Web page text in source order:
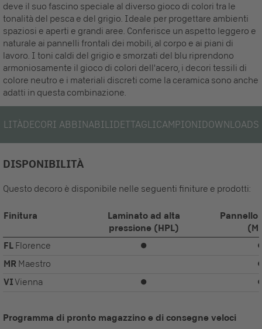
deve il suo fascino speciale al diverso gioco di colori tra le
tonalità del pesca e del grigio. Ideale per progettare ambienti
spaziosi e aperti e grandi aree. Conferisce un aspetto leggero e
naturale ai pannelli frontali dei mobili, al corpo e ai piani di
lavoro. I toni caldi del grigio e smorzati del blu riprendono
armoniosamente il gioco di colori dell'acero, i decori tessili di
colore neutro e i materiali discreti come la ceramica sono anche
adatti in questa combinazione.
DECORI ABBINABILIDETTAGLICAMPIONIDOWNLOADS
DISPONIBILITÀ
Questo decoro è disponibile nelle seguenti finiture e prodotti:
Finitura
Laminato ad alta
pressione (HPL)
Pannello
FL Florence ⏺
MR Maestro
VIVienna ⏺
Programma di pronto magazzino e di consegne veloci